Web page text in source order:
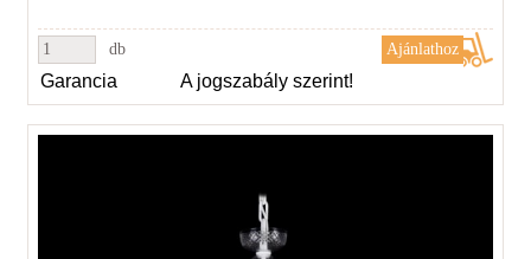
db
Garancia A jogszabály szerint!